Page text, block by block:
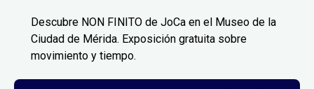
Descubre NON FINITO de JoCa en el Museo de la
Ciudad de Mérida. Exposición gratuita sobre
movimiento y tiempo.